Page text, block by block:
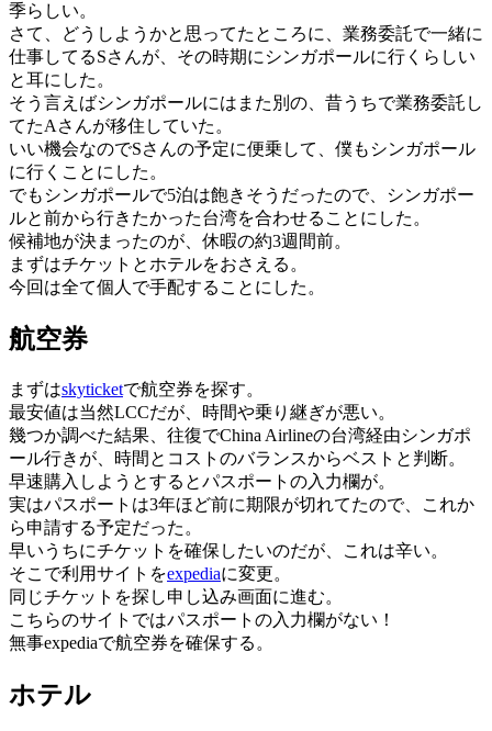
季らしい。
さて、どうしようかと思ってたところに、業務委託で一緒に
仕事してるSさんが、その時期にシンガポールに行くらしい
と耳にした。
そう言えばシンガポールにはまた別の、昔うちで業務委託し
てたAさんが移住していた。
いい機会なのでSさんの予定に便乗して、僕もシンガポール
に行くことにした。
でもシンガポールで5泊は飽きそうだったので、シンガポー
ルと前から行きたかった台湾を合わせることにした。
候補地が決まったのが、休暇の約3週間前。
まずはチケットとホテルをおさえる。
今回は全て個人で手配することにした。
航空券
まずはskyticketで航空券を探す。
最安値は当然LCCだが、時間や乗り継ぎが悪い。
幾つか調べた結果、往復でChina Airlineの台湾経由シンガポ
ール行きが、時間とコストのバランスからベストと判断。
早速購入しようとするとパスポートの入力欄が。
実はパスポートは3年ほど前に期限が切れてたので、これか
ら申請する予定だった。
早いうちにチケットを確保したいのだが、これは辛い。
そこで利用サイトをexpediaに変更。
同じチケットを探し申し込み画面に進む。
こちらのサイトではパスポートの入力欄がない！
無事expediaで航空券を確保する。
ホテル